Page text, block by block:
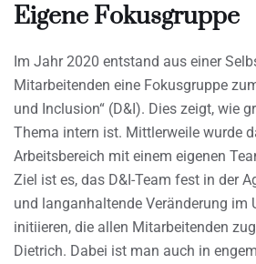
Eigene Fokusgruppe
Im Jahr 2020 entstand aus einer
Mitarbeitenden eine Fokusgruppe
und Inclusion“ (D&I). Dies zeigt, wie
Thema intern ist. Mittlerweile wurde
Arbeitsbereich mit einem eigenen
Ziel ist es, das D&I-Team fest in der
und langanhaltende Veränderung im
initiieren, die allen Mitarbeitenden
Dietrich. Dabei ist man auch in